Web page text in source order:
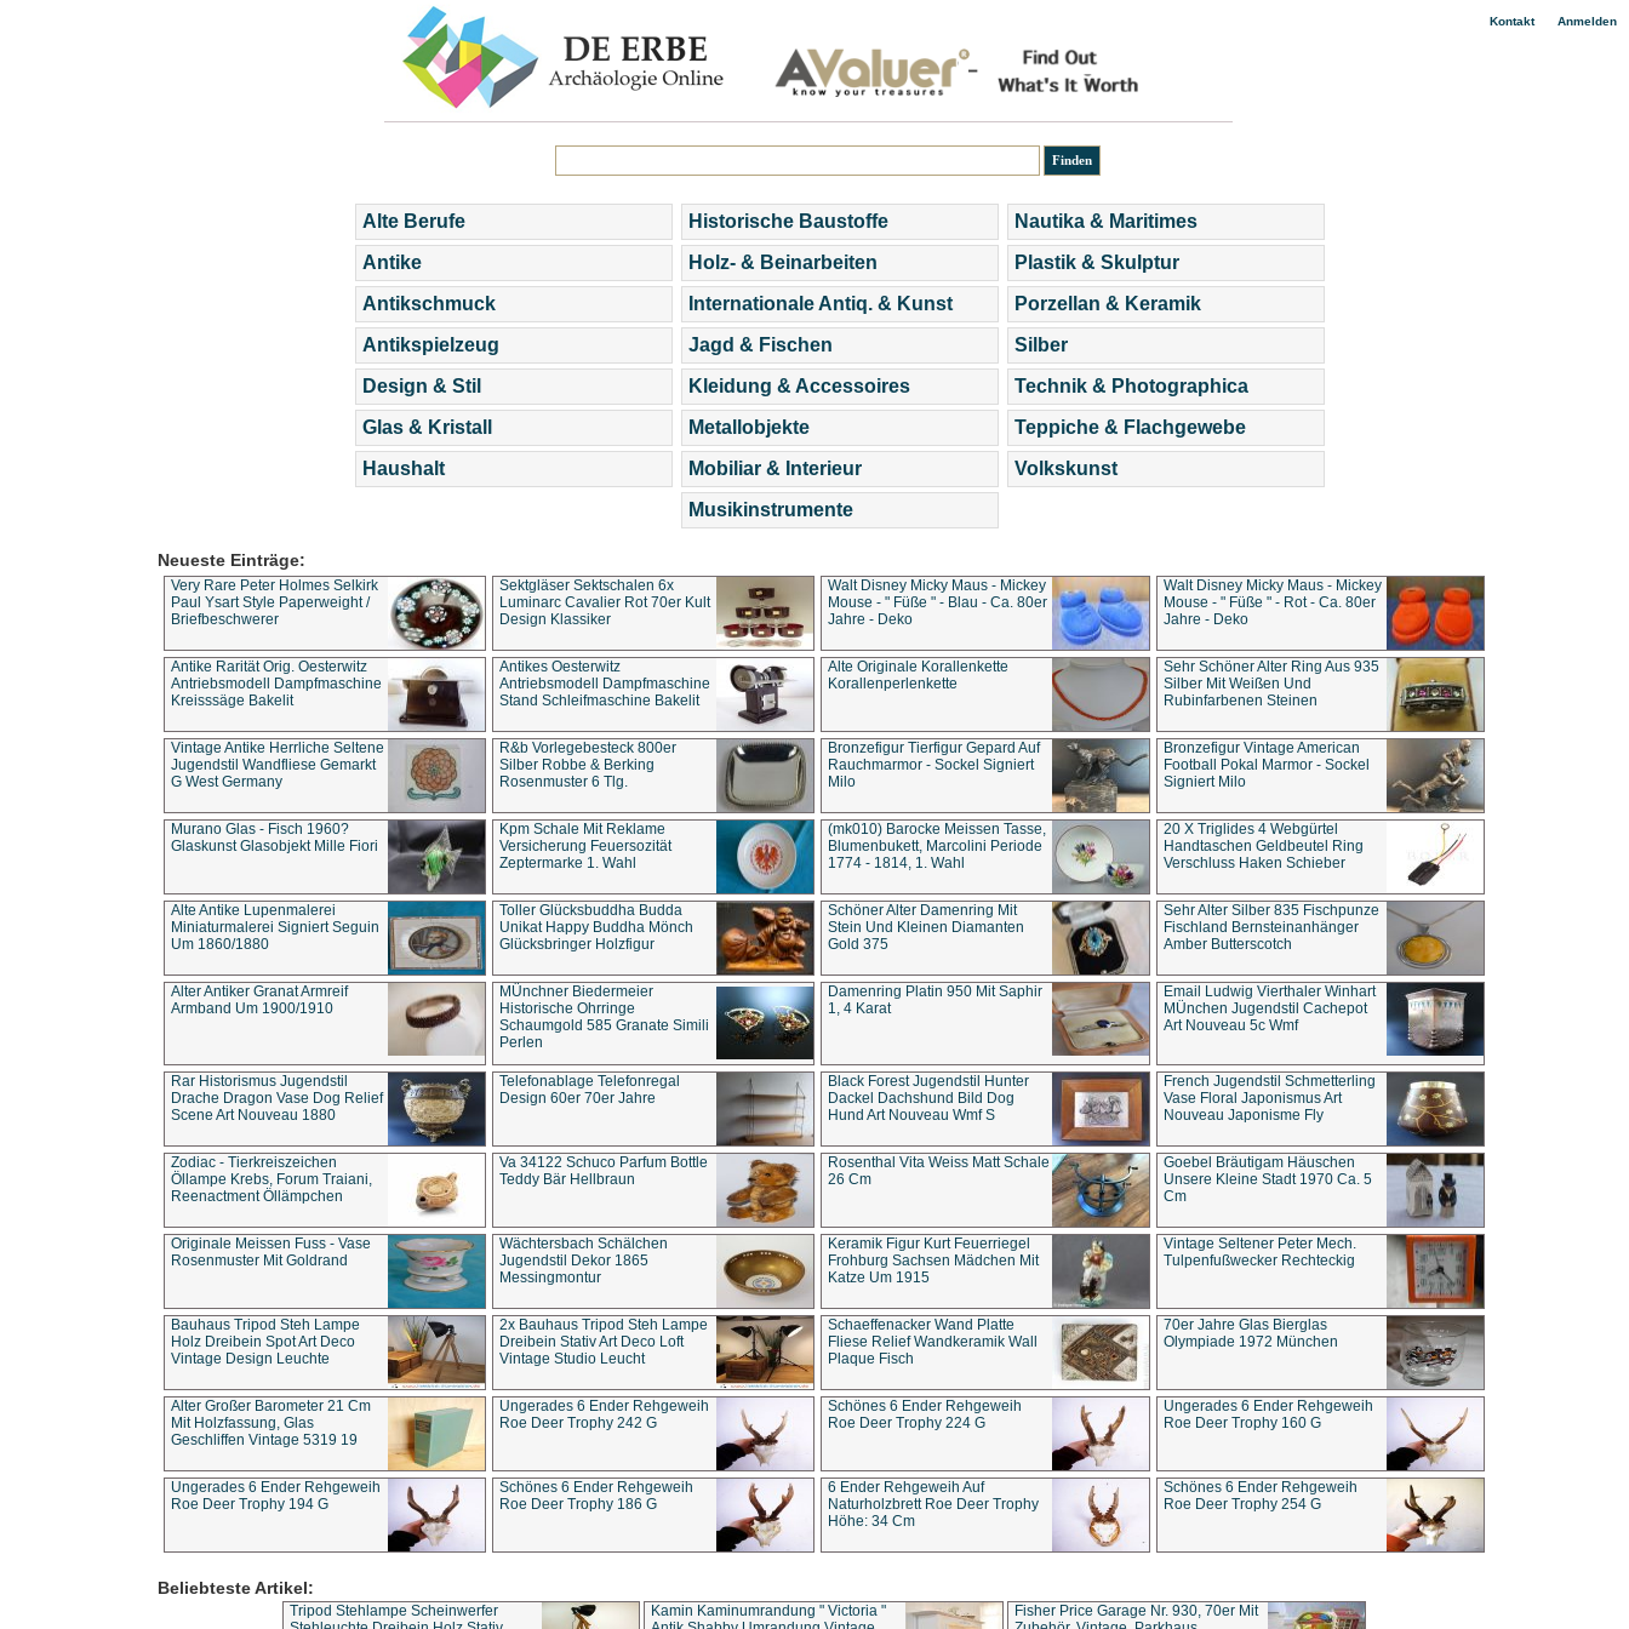
Kontakt| Anmelden
Alte Berufe
Antike
Antikschmuck
Antikspielzeug
Design & Stil
Glas & Kristall
Haushalt
Historische Baustoffe
Holz- & Beinarbeiten
Internationale Antiq. & Kunst
Jagd & Fischen
Kleidung & Accessoires
Metallobjekte
Mobiliar & Interieur
Musikinstrumente
Nautika & Maritimes
Plastik & Skulptur
Porzellan & Keramik
Silber
Technik & Photographica
Teppiche & Flachgewebe
Volkskunst
Neueste Einträge:
Very Rare Peter Holmes Selkirk
Paul Ysart Style Paperweight /
Briefbeschwerer
Sektgläser Sektschalen 6x
Luminarc Cavalier Rot 70er Kult
Design Klassiker
Walt Disney Micky Maus - Mickey
Mouse - " Füße " - Blau - Ca. 80er
Jahre - Deko
Walt Disney Micky Maus - Mickey
Mouse - " Füße " - Rot - Ca. 80er
Jahre - Deko
Antike Rarität Orig. Oesterwitz
Antriebsmodell Dampfmaschine
Kreisssäge Bakelit
Antikes Oesterwitz
Antriebsmodell Dampfmaschine
Stand Schleifmaschine Bakelit
Alte Originale Korallenkette
Korallenperlenkette
Sehr Schöner Alter Ring Aus 935
Silber Mit Weißen Und
Rubinfarbenen Steinen
Vintage Antike Herrliche Seltene
Jugendstil Wandfliese Gemarkt
G West Germany
R&b Vorlegebesteck 800er
Silber Robbe & Berking
Rosenmuster 6 Tlg.
Bronzefigur Tierfigur Gepard Auf
Rauchmarmor - Sockel Signiert
Milo
Bronzefigur Vintage American
Football Pokal Marmor - Sockel
Signiert Milo
Murano Glas - Fisch 1960?
Glaskunst Glasobjekt Mille Fiori
Kpm Schale Mit Reklame
Versicherung Feuersozität
Zeptermarke 1. Wahl
(mk010) Barocke Meissen Tasse,
Blumenbukett, Marcolini Periode
1774 - 1814, 1. Wahl
20 X Triglides 4 Webgürtel
Handtaschen Geldbeutel Ring
Verschluss Haken Schieber
Alte Antike Lupenmalerei
Miniaturmalerei Signiert Seguin
Um 1860/1880
Toller Glücksbuddha Budda
Unikat Happy Buddha Mönch
Glücksbringer Holzfigur
Schöner Alter Damenring Mit
Stein Und Kleinen Diamanten
Gold 375
Sehr Alter Silber 835 Fischpunze
Fischland Bernsteinanhänger
Amber Butterscotch
Alter Antiker Granat Armreif
Armband Um 1900/1910
MÜnchner Biedermeier
Historische Ohrringe
Schaumgold 585 Granate Simili
Perlen
Damenring Platin 950 Mit Saphir
1, 4 Karat
Email Ludwig Vierthaler Winhart
MÜnchen Jugendstil Cachepot
Art Nouveau 5c Wmf
Rar Historismus Jugendstil
Drache Dragon Vase Dog Relief
Scene Art Nouveau 1880
Telefonablage Telefonregal
Design 60er 70er Jahre
Black Forest Jugendstil Hunter
Dackel Dachshund Bild Dog
Hund Art Nouveau Wmf S
French Jugendstil Schmetterling
Vase Floral Japonismus Art
Nouveau Japonisme Fly
Zodiac - Tierkreiszeichen
Öllampe Krebs, Forum Traiani,
Reenactment Öllämpchen
Va 34122 Schuco Parfum Bottle
Teddy Bär Hellbraun
Rosenthal Vita Weiss Matt Schale
26 Cm
Goebel Bräutigam Häuschen
Unsere Kleine Stadt 1970 Ca. 5
Cm
Originale Meissen Fuss - Vase
Rosenmuster Mit Goldrand
Wächtersbach Schälchen
Jugendstil Dekor 1865
Messingmontur
Keramik Figur Kurt Feuerriegel
Frohburg Sachsen Mädchen Mit
Katze Um 1915
Vintage Seltener Peter Mech.
Tulpenfußwecker Rechteckig
Bauhaus Tripod Steh Lampe
Holz Dreibein Spot Art Deco
Vintage Design Leuchte
2x Bauhaus Tripod Steh Lampe
Dreibein Stativ Art Deco Loft
Vintage Studio Leucht
Schaeffenacker Wand Platte
Fliese Relief Wandkeramik Wall
Plaque Fisch
70er Jahre Glas Bierglas
Olympiade 1972 München
Alter Großer Barometer 21 Cm
Mit Holzfassung, Glas
Geschliffen Vintage 5319 19
Ungerades 6 Ender Rehgeweih
Roe Deer Trophy 242 G
Schönes 6 Ender Rehgeweih
Roe Deer Trophy 224 G
Ungerades 6 Ender Rehgeweih
Roe Deer Trophy 160 G
Ungerades 6 Ender Rehgeweih
Roe Deer Trophy 194 G
Schönes 6 Ender Rehgeweih
Roe Deer Trophy 186 G
6 Ender Rehgeweih Auf
Naturholzbrett Roe Deer Trophy
Höhe: 34 Cm
Schönes 6 Ender Rehgeweih
Roe Deer Trophy 254 G
Beliebteste Artikel:
Tripod Stehlampe Scheinwerfer
Kamin Kaminumrandung " Victoria "
Fisher Price Garage Nr. 930, 70er Mit